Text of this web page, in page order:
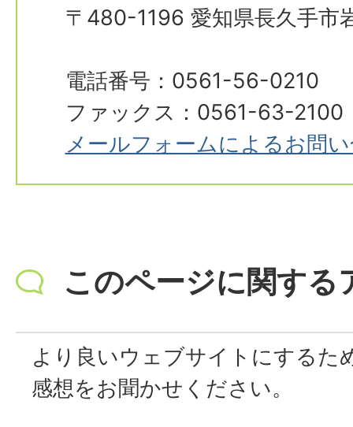
〒480-1196 愛知県長久手市
電話番号：0561-56-0210
ファックス：0561-63-2100
メールフォームによるお問
このページに関する
より良いウェブサイトにするた
感想をお聞かせください。